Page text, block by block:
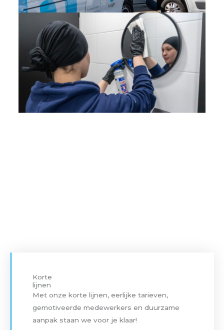
Korte
lijnen
Met onze korte lijnen, eerlijke tarieven,
gemotiveerde medewerkers en duurzame
aanpak staan we voor je klaar!